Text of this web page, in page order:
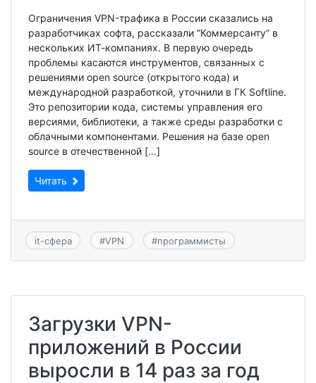
Ограничения VPN-трафика в России сказались на
разработчиках софта, рассказали “Коммерсанту” в
нескольких ИТ-компаниях. В первую очередь
проблемы касаются инструментов, связанных с
решениями open source (открытого кода) и
международной разработкой, уточнили в ГК Softline.
Это репозитории кода, системы управления его
версиями, библиотеки, а также среды разработки с
облачными компонентами. Решения на базе open
source в отечественной […]
Читать
it-сфера #VPN #программисты
Загрузки VPN-
приложений в России
выросли в 14 раз за год